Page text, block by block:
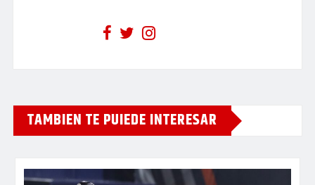
TAMBIEN TE PUIEDE INTERESAR